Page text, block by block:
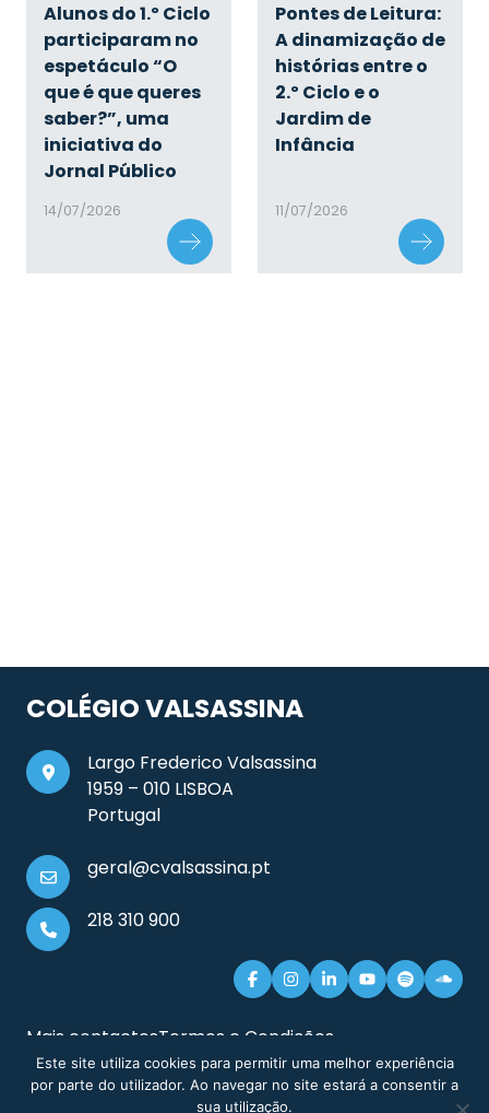
Alunos do 1.º Ciclo
participaram no
espetáculo “O
que é que queres
saber?”, uma
iniciativa do
Jornal Público
14/07/2026
Pontes de Leitura:
A dinamização de
histórias entre o
2.º Ciclo e o
Jardim de
Infância
11/07/2026
COLÉGIO VALSASSINA
Largo Frederico Valsassina
1959 – 010 LISBOA
Portugal
geral@cvalsassina.pt
218 310 900
Mais contactosTermos e Condições
Documentos e Informação LegalSitemap
Este site utiliza cookies para permitir uma melhor experiência
por parte do utilizador. Ao navegar no site estará a consentir a
sua utilização.